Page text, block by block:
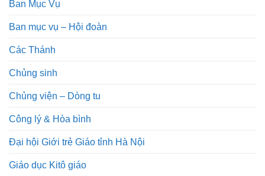
Ban Mục Vụ
Ban mục vụ – Hội đoàn
Các Thánh
Chủng sinh
Chủng viện – Dòng tu
Công lý & Hòa bình
Đại hội Giới trẻ Giáo tỉnh Hà Nội
Giáo dục Kitô giáo